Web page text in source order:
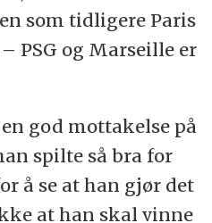
som tidligere Paris
PSG og Marseille er
god mottakelse på
spilte så bra for
å se at han gjør det
at han skal vinne